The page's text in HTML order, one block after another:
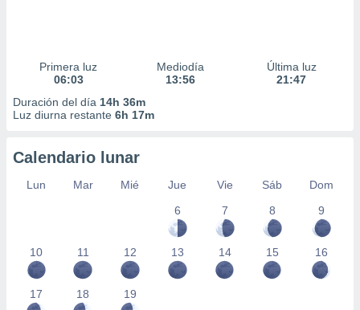
Primera luz
06:03
Mediodía
13:56
Última luz
21:47
Duración del día 14h 36m
Luz diurna restante 6h 17m
Calendario lunar
Lun Mar Mié Jue Vie Sáb
Dom
6
7 8 9
10 11 12 13 14 15 16
17 18 19